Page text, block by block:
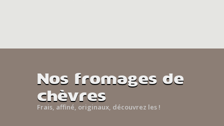
Nos fromages de
chèvres
Frais, affiné, originaux, découvrez les !